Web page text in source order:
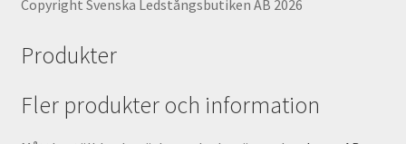
Copyright Svenska Ledstångsbutiken AB 2026
Produkter
Fler produkter och information